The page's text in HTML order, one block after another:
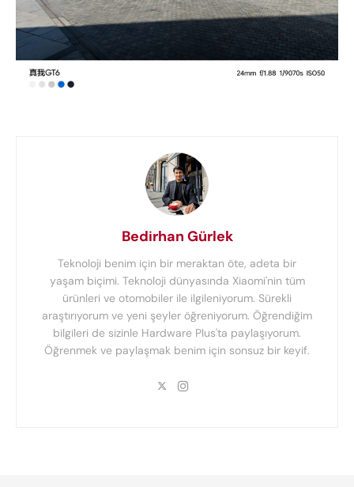
Bedirhan Gürlek
Teknoloji benim için bir meraktan öte, adeta bir
yaşam biçimi. Teknoloji dünyasında Xiaomi'nin tüm
ürünleri ve otomobiler ile ilgileniyorum. Sürekli
araştırıyorum ve yeni şeyler öğreniyorum. Öğrendiğim
bilgileri de sizinle Hardware Plus'ta paylaşıyorum.
Öğrenmek ve paylaşmak benim için sonsuz bir keyif.